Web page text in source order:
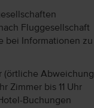
Fluggesellschaft
bei Informationen zu
(örtliche Abweichung
Zimmer bis 11 Uhr
Buchungen